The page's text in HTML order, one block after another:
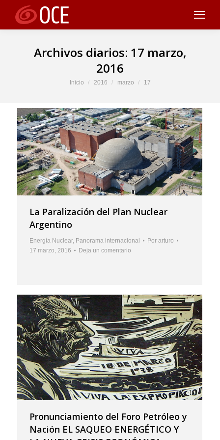
Archivos diarios: 17 marzo,
2016
Estás aquí:
Inicio 2016 marzo 17
La Paralización del Plan Nuclear
Argentino
Energía Nuclear, Panorama internacional Por arturo
17 marzo, 2016
Deja un comentario
Pronunciamiento del Foro Petróleo y
Nación EL SAQUEO ENERGÉTICO Y